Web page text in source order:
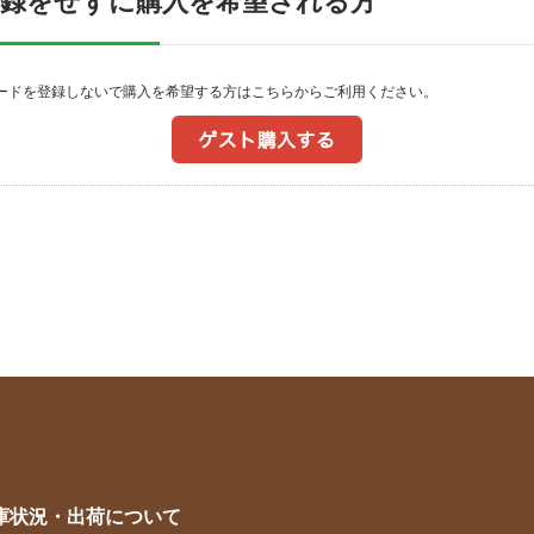
ドを登録しないで購入を希望する方はこちらからご利用ください。
状況・出荷について